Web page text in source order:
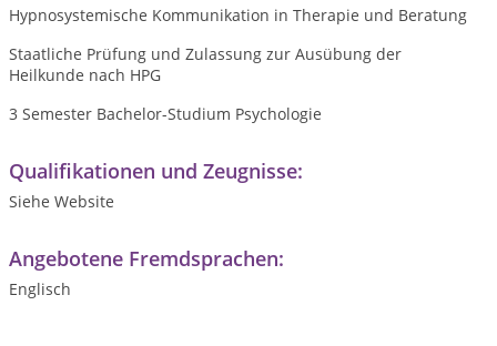
Hypnosystemische Kommunikation in Therapie und Beratung
Staatliche Prüfung und Zulassung zur Ausübung der
Heilkunde nach HPG
3 Semester Bachelor-Studium Psychologie
Qualifikationen und Zeugnisse:
Siehe Website
Angebotene Fremdsprachen:
Englisch